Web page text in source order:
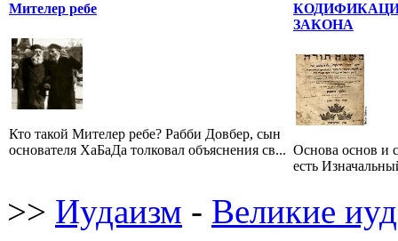
Мителер ребе
Кто такой Мителер ребе? Рабби Довбер, сын
основателя ХаБаДа толковал объяснения св...
ЗАКОНА
Основа основ и
есть
>> Иудаизм - Великие